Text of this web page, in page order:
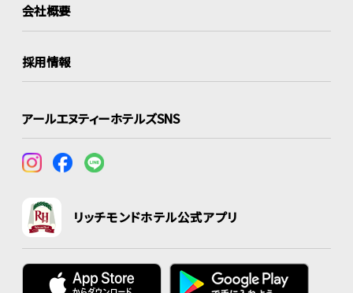
会社概要
採用情報
アールエヌティーホテルズSNS
リッチモンドホテル公式アプリ